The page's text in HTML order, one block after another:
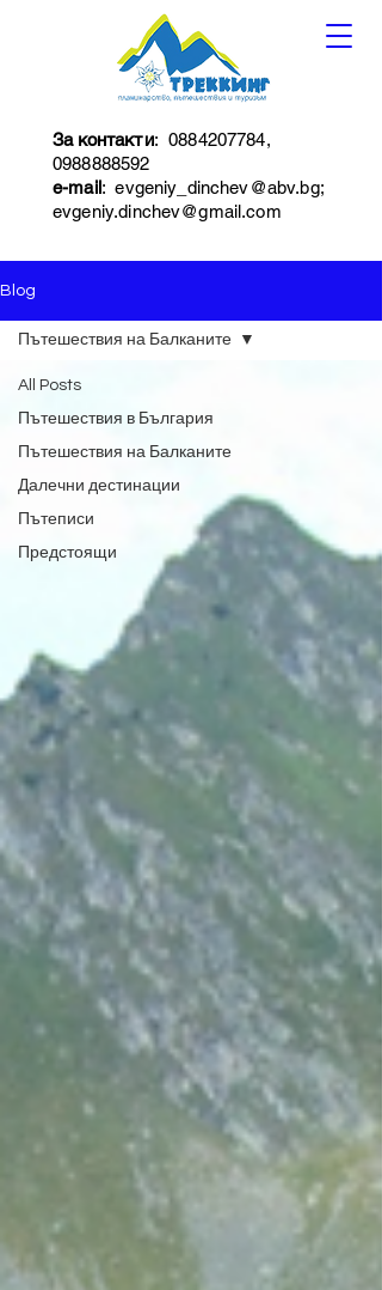
За контакти:0884207784,
0988888592
e-mail:evgeniy_dinchev@abv.bg;
evgeniy.dinchev@gmail.com
Blog
All Posts
Пътешествия в България
Пътешествия на Балканите
Далечни дестинации
Пътеписи
Предстоящи
Пътешествия на Балканите